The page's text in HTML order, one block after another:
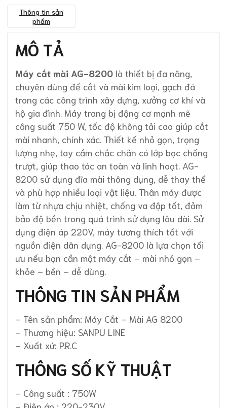
Thông tin sản
phẩm
MÔ TẢ
Máy cắt mài AG-8200 là thiết bị đa năng,
chuyên dùng để cắt và mài kim loại, gạch đá
trong các công trình xây dựng, xưởng cơ khí và
hộ gia đình. Máy trang bị động cơ mạnh mẽ
công suất 750 W, tốc độ không tải cao giúp cắt
mài nhanh, chính xác. Thiết kế nhỏ gọn, trọng
lượng nhẹ, tay cầm chắc chắn có lớp bọc chống
trượt, giúp thao tác an toàn và linh hoạt. AG-
8200 sử dụng đĩa mài thông dụng, dễ thay thế
và phù hợp nhiều loại vật liệu. Thân máy được
làm từ nhựa chịu nhiệt, chống va đập tốt, đảm
bảo độ bền trong quá trình sử dụng lâu dài. Sử
dụng điện áp 220V, máy tương thích tốt với
nguồn điện dân dụng. AG-8200 là lựa chọn tối
ưu nếu bạn cần một máy cắt – mài nhỏ gọn –
khỏe – bền – dễ dùng.
THÔNG TIN SẢN PHẨM
– Tên sản phẩm: Máy Cắt – Mài AG 8200
– Thương hiệu: SANPU LINE
– Xuất xứ: P.R.C
THÔNG SỐ KỸ THUẬT
– Công suất : 750W